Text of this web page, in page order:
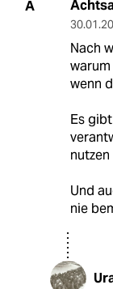
A
Nach
wenn
Es
Und
nie